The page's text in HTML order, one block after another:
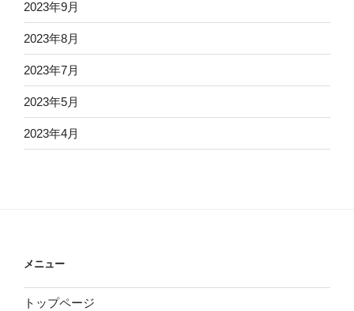
2023年9月
2023年8月
2023年7月
2023年5月
2023年4月
メニュー
トップページ